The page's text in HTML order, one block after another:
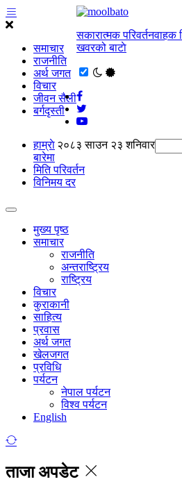
समाचार
राजनीति
अर्थ जगत
विचार
जीवन सैली
बर्गदृस्ती
सकारात्मक परिवर्तनवाहक
खवरको बाटाे
२०८३ साउन २३ शनिवार
हाम्राे
बारेमा
मिति परिवर्तन
विनिमय दर
मुख्य पृष्ठ
समाचार
राजनीति
अन्तराष्ट्रिय
राष्ट्रिय
विचार
कुराकानी
साहित्य
प्रवास
अर्थ जगत
खेलजगत
प्रविधि
पर्यटन
नेपाल पर्यटन
विश्व पर्यटन
English
ताजा अपडेट